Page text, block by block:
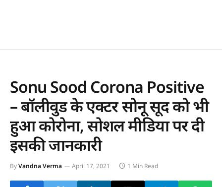
Sonu Sood Corona Positive
– बॉलीवुड के एक्टर सोनू सूद को भी
हुआ कोरोना, सोशल मीडिया पर दी
इसकी जानकारी
ByVandna Verma April 17, 2021 1 Min Read